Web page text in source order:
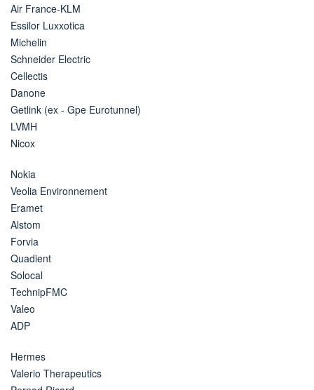
Air France-KLM
Essilor Luxxotica
Michelin
Schneider Electric
Cellectis
Danone
Getlink (ex - Gpe Eurotunnel)
LVMH
Nicox
Nokia
Veolia Environnement
Eramet
Alstom
Forvia
Quadient
Solocal
TechnipFMC
Valeo
ADP
Hermes
Valerio Therapeutics